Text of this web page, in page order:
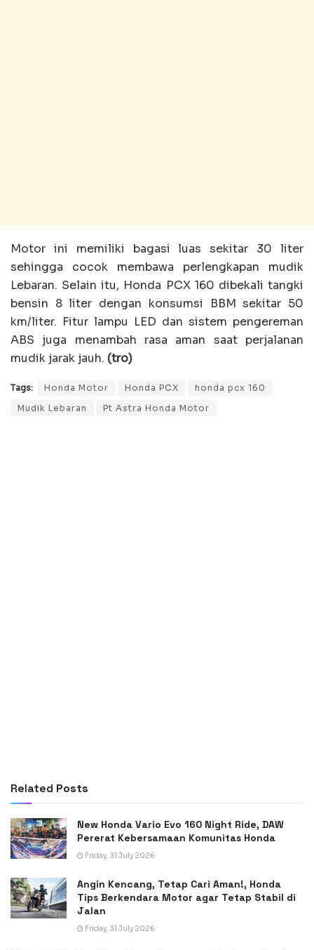
Motor ini memiliki bagasi luas sekitar 30 liter
sehingga cocok membawa perlengkapan mudik
Lebaran. Selain itu, Honda PCX 160 dibekali tangki
bensin 8 liter dengan konsumsi BBM sekitar 50
km/liter. Fitur lampu LED dan sistem pengereman
ABS juga menambah rasa aman saat perjalanan
mudik jarak jauh. (tro)
Tags: Honda Motor Honda PCX
honda pcx 160
Mudik Lebaran
Pt Astra Honda Motor
Related Posts
New Honda Vario Evo 160 Night Ride, DAW
Pererat Kebersamaan Komunitas Honda
Friday, 31 July 2026
Angin Kencang, Tetap Cari Aman!, Honda
Tips Berkendara Motor agar Tetap Stabil di
Jalan
Friday, 31 July 2026